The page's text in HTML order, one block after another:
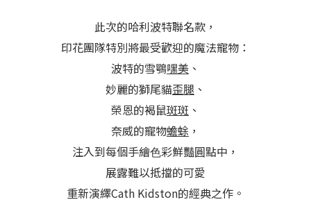
此次的哈利波特聯名款，
印花團隊特別將最受歡迎的魔法寵物：
波特的雪鶚嘿美 、
妙麗的獅尾貓歪腿 、
榮恩的褐鼠斑斑 、
奈威的寵物蟾蜍 ，
注入到每個手繪⾊彩鮮豔圓點中，
展露難以抵擋的可愛
重新演繹Cath Kidston的經典之作。